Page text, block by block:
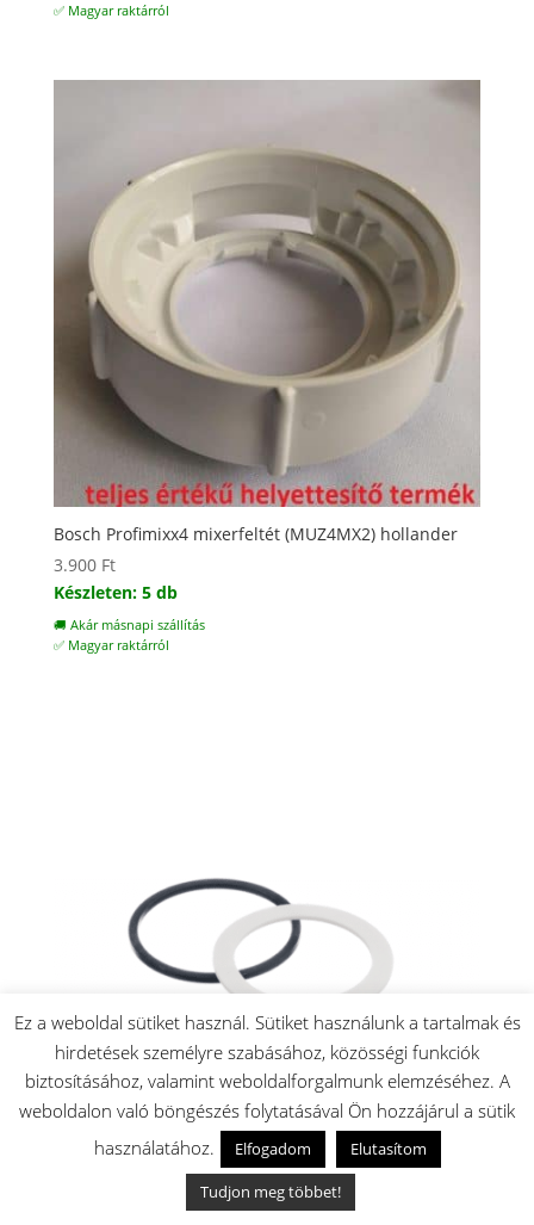
✅ Magyar raktárról
Bosch Profimixx4 mixerfeltét (MUZ4MX2) hollander
3.900 Ft
Készleten: 5 db
🚚 Akár másnapi szállítás
✅ Magyar raktárról
Bosch Profimixx4 mixerfeltét (MUZ4MX2) tömítés
Ez a weboldal sütiket használ. Sütiket használunk a tartalmak és
hirdetések személyre szabásához, közösségi funkciók
biztosításához, valamint weboldalforgalmunk elemzéséhez. A
weboldalon való böngészés folytatásával Ön hozzájárul a sütik
használatához.
Elfogadom
Elutasítom
Tudjon meg többet!